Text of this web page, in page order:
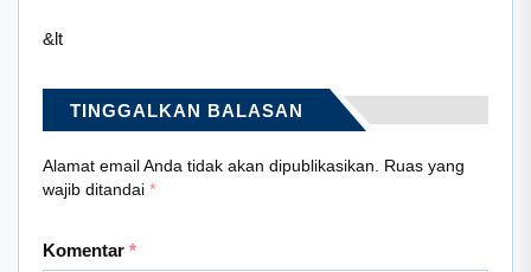
&lt
TINGGALKAN BALASAN
Alamat email Anda tidak akan dipublikasikan. Ruas yang
wajib ditandai *
Komentar *